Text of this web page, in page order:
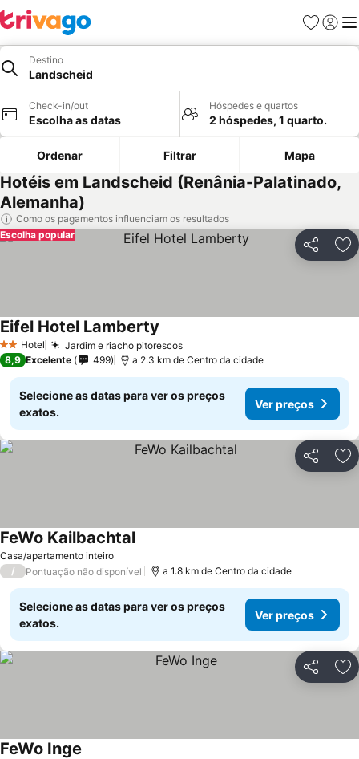
Favoritos
Iniciar
Destino
Landscheid
Check-in/out
Escolha as datas
Hóspedes e quartos
2 hóspedes, 1 quarto.
Ordenar Filtrar Mapa
Hotéis em Landscheid (Renânia-Palatinado,
Alemanha)
Como os pagamentos influenciam os resultados
Partilhar
Escolha popular
2 Estrelas
Hotel Jardim e riacho pitorescos
Eifel Hotel Lamberty
8,9 Excelente 499 a 2.3 km de Centro da cidade
Selecione as datas para ver os preços
exatos.
Ver preços
Partilhar
Casa/apartamento inteiro
FeWo Kailbachtal
/ Pontuação não disponível a 1.8 km de Centro da cidade
Selecione as datas para ver os preços
exatos.
Ver preços
Partilhar
FeWo Inge